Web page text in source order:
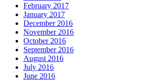
February 2017
January 2017
December 2016
November 2016
October 2016
September 2016
August 2016
July 2016
June 2016